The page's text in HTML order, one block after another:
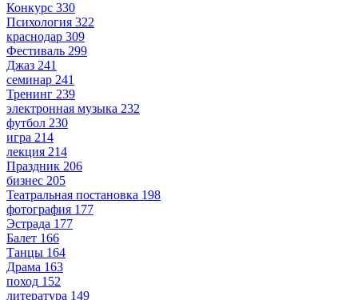
Конкурс 330
Психология 322
краснодар 309
Фестиваль 299
Джаз 241
семинар 241
Тренинг 239
электронная музыка 232
футбол 230
игра 214
лекция 214
Праздник 206
бизнес 205
Театральная постановка 198
фотография 177
Эстрада 177
Балет 166
Танцы 164
Драма 163
поход 152
литература 149